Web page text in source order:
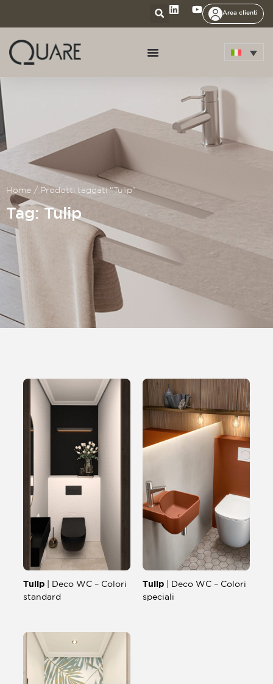
Area clienti
Home / Prodotti taggati “Tulip”
Tag: Tulip
Tulip| Deco WC – Colori
standard
Tulip | Deco WC – Colori
speciali